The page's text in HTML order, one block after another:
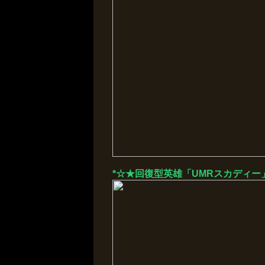
*☆★回復型英雄「UMRスカディ